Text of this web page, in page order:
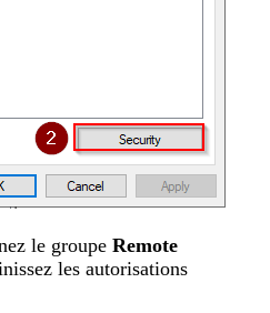
le groupe Remote
les autorisations